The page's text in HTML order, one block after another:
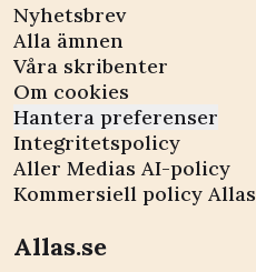
Nyhetsbrev
Alla ämnen
Våra skribenter
Om cookies
Hantera preferenser
Integritetspolicy
Aller Medias AI-policy
Kommersiell policy Allas
Allas.se